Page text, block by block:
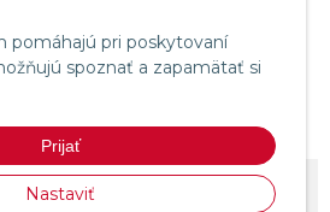
pomáhajú pri poskytovaní
spoznať a zapamätať si
Prijať
Nastaviť
PODMIENKY
PORIADOK
SLOVENSKO • e-shop